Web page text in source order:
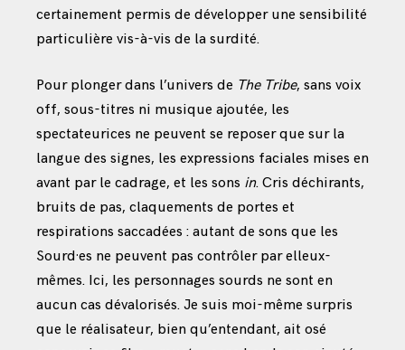
certainement permis de développer une sensibilité
particulière vis-à-vis de la surdité.
Pour plonger dans l’univers de The Tribe, sans voix
off, sous-titres ni musique ajoutée, les
spectateurices ne peuvent se reposer que sur la
langue des signes, les expressions faciales mises en
avant par le cadrage, et les sons in. Cris déchirants,
bruits de pas, claquements de portes et
respirations saccadées : autant de sons que les
Sourd·es ne peuvent pas contrôler par elleux-
mêmes. Ici, les personnages sourds ne sont en
aucun cas dévalorisés. Je suis moi-même surpris
que le réalisateur, bien qu’entendant, ait osé